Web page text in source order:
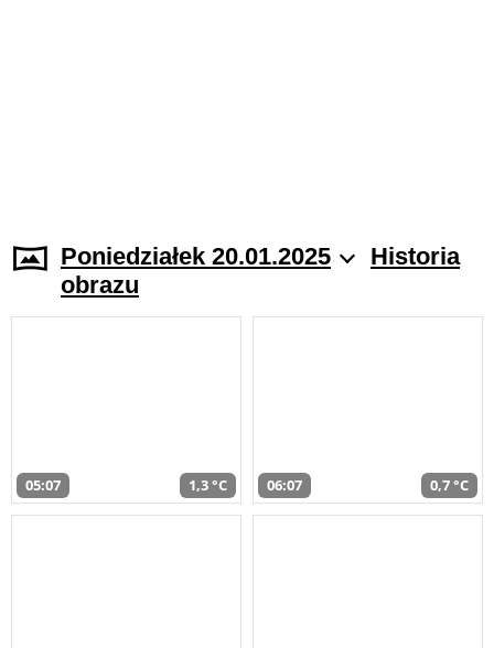
Poniedziałek 20.01.2025
Historia
obrazu
05:07 1,3 °C 06:07 0,7 °C